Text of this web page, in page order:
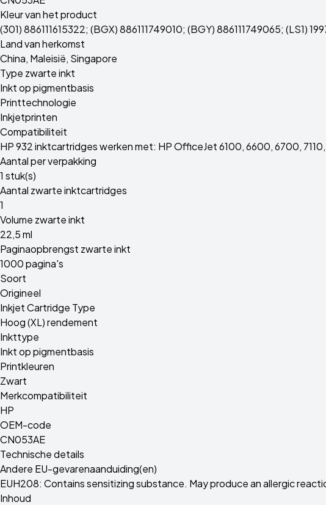
Kleur van het product
(301) 886111615322; (BGX) 886111749010; (BGY) 886111749065; (LS1)
Land van herkomst
China, Maleisië, Singapore
Type zwarte inkt
Inkt op pigmentbasis
Printtechnologie
Inkjetprinten
Compatibiliteit
HP 932 inktcartridges werken met: HP OfficeJet 6100, 6600, 6700, 7110,
Aantal per verpakking
1 stuk(s)
Aantal zwarte inktcartridges
1
Volume zwarte inkt
22,5 ml
Paginaopbrengst zwarte inkt
1000 pagina's
Soort
Origineel
Inkjet Cartridge Type
Hoog (XL) rendement
Inkttype
Inkt op pigmentbasis
Printkleuren
Zwart
Merkcompatibiliteit
HP
OEM-code
CN053AE
Technische details
Andere EU-gevarenaanduiding(en)
EUH208: Contains sensitizing substance. May produce an allergic
Inhoud